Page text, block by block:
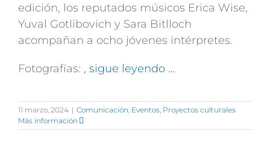
edición, los reputados músicos Erica Wise,
Yuval Gotlibovich y Sara Bitlloch
acompañan a ocho jóvenes intérpretes.
Fotografías: , sigue leyendo …
11 marzo, 2024 | Comunicación Eventos Proyectos culturales
Más información